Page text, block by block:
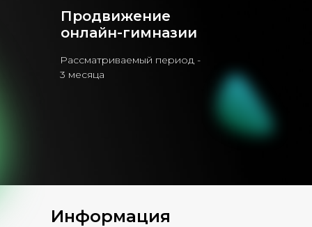
Рассматриваемый период -
3 месяца
Продвижение
онлайн-гимназии
Информация